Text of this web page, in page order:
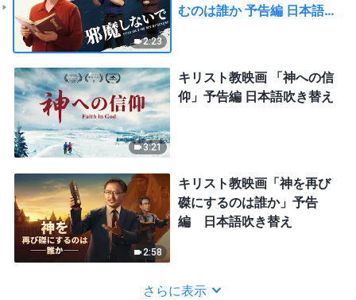
2:23
むのは誰か 予告編 日本語吹
3:21
キリスト教映画 「神への信
仰」予告編 日本語吹き替え
2:58
キリスト教映画「神を再び
磔にするのは誰か」予告
編 日本語吹き替え
さらに表示